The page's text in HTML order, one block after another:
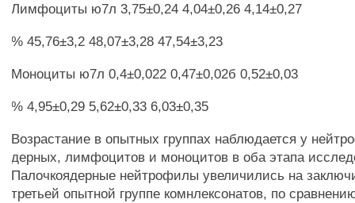
Лимфоциты ю7л 3,75±0,24 4,04±0,26 4,14±0,27
% 45,76±3,2 48,07±3,28 47,54±3,23
Моноциты ю7л 0,4±0,022 0,47±0,02б 0,52±0,03
% 4,95±0,29 5,62±0,33 6,03±0,35
Возрастание в опытных группах наблюдается у
дерных, лимфоцитов и моноцитов в оба этапа
Палочкоядерные нейтрофилы увеличились на
третьей опытной группе комнлексонатов, по